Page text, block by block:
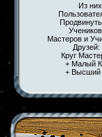
Из
Мастеров и
Друзей:
Круг
+ Малый
+ Высший